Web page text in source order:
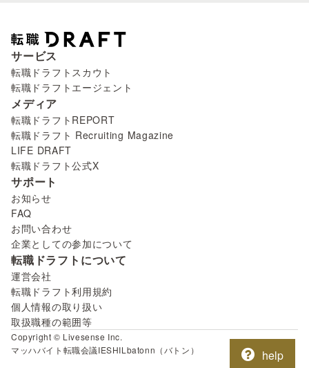
サービス
転職ドラフトスカウト
転職ドラフトエージェント
メディア
転職ドラフトREPORT
転職ドラフト Recruiting Magazine
LIFE DRAFT
転職ドラフト公式X
サポート
お知らせ
FAQ
お問い合わせ
企業としての参加について
転職ドラフトについて
運営会社
転職ドラフト利用規約
個人情報の取り扱い
取扱職種の範囲等
Copyright © Livesense Inc.
マッハバイト 転職会議IESHIL batonn（バトン） help